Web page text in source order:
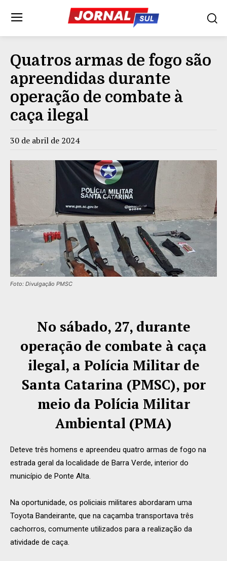
Quatros armas de fogo são
apreendidas durante
operação de combate à
caça ilegal
30 de abril de 2024
Foto: Divulgação PMSC
No sábado, 27, durante
operação de combate à caça
ilegal, a Polícia Militar de
Santa Catarina (PMSC), por
meio da Polícia Militar
Ambiental (PMA)
Deteve três homens e apreendeu quatro armas de fogo na
estrada geral da localidade de Barra Verde, interior do
município de Ponte Alta.
Na oportunidade, os policiais militares abordaram uma
Toyota Bandeirante, que na caçamba transportava três
cachorros, comumente utilizados para a realização da
atividade de caça.